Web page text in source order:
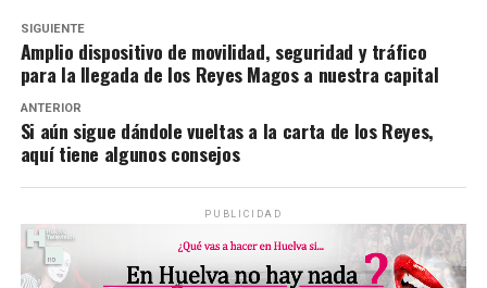
SIGUIENTE
Amplio dispositivo de movilidad, seguridad y tráfico
para la llegada de los Reyes Magos a nuestra capital
ANTERIOR
Si aún sigue dándole vueltas a la carta de los Reyes,
aquí tiene algunos consejos
PUBLICIDAD